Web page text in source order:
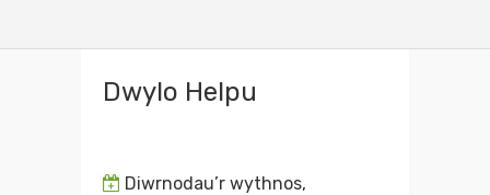
Dwylo Helpu
Diwrnodau’r wythnos,